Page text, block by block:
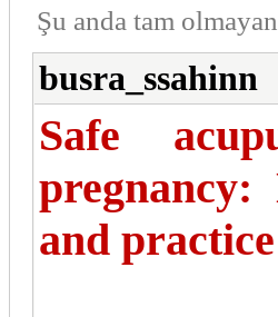
Şu anda tam
busra_ssahinn
Safe
pregnancy:
and practice